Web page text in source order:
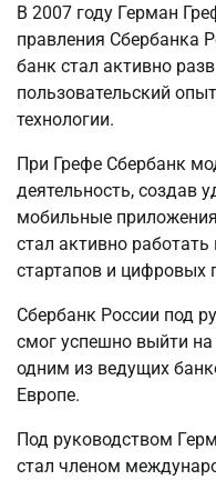
В 2007 году Герман
правления Сбербанка
банк стал активно
пользовательский
технологии.
При Грефе Сбербанк
деятельность, создав
мобильные
стал активно работать
стартапов и цифровых
Сбербанк России под
смог успешно выйти
одним из ведущих
Европе.
Под руководством
стал членом